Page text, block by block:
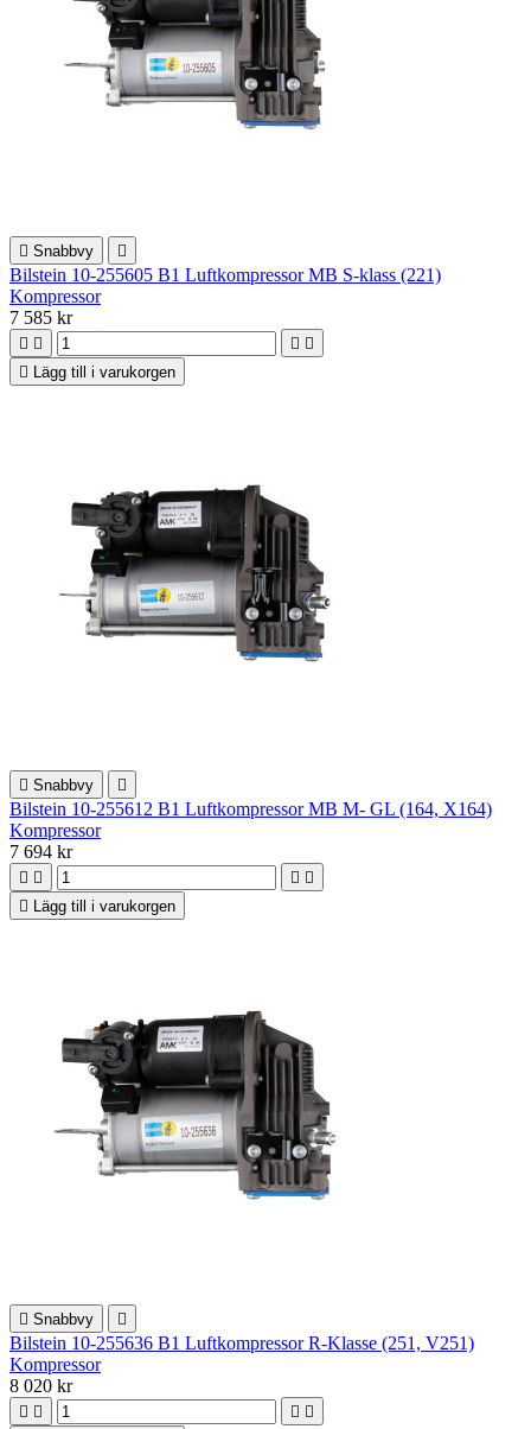
 Snabbvy 
Bilstein 10-255605 B1 Luftkompressor MB S-klass (221)
Kompressor
7 585 kr
   

Lägg till i varukorgen
 Snabbvy 
Bilstein 10-255612 B1 Luftkompressor MB M- GL (164, X164)
Kompressor
7 694 kr
   

Lägg till i varukorgen
 Snabbvy 
Bilstein 10-255636 B1 Luftkompressor R-Klasse (251, V251)
Kompressor
8 020 kr
   